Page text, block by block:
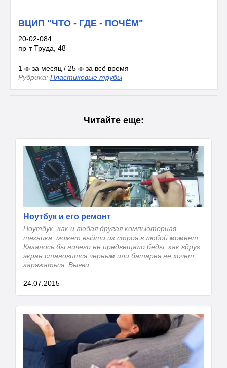
ВЦИП "ЧТО - ГДЕ - ПОЧЁМ"
20-02-084
пр-т Труда, 48
1 за месяц / 25
за всё время
Рубрика: Пластиковые трубы
Читайте еще:
Ноутбук и его ремонт
Ноутбук, как и любая другая компьютерная
техника, может выйти из строя в любой момент.
Казалось бы ничего не предвещало беды, как вдруг
экран становится черным или батарея не хочет
заряжаться. Выяви...
24.07.2015